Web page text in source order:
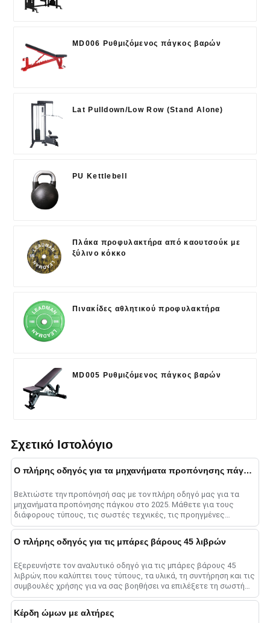
MD006 Ρυθμιζόμενος πάγκος βαρών
Lat Pulldown/Low Row (Stand Alone)
PU Kettlebell
Πλάκα προφυλακτήρα από καουτσούκ με
ξύλινο κόκκο
Πινακίδες αθλητικού προφυλακτήρα
MD005 Ρυθμιζόμενος πάγκος βαρών
Σχετικό Ιστολόγιο
Ο πλήρης οδηγός για τα μηχανήματα προπόνησης πάγκου το 2025
Βελτιώστε την προπόνησή σας με τον πλήρη οδηγό μας για τα
μηχανήματα προπόνησης πάγκου στο 2025. Μάθετε για τους
διάφορους τύπους, τις σωστές τεχνικές, τις προηγμένες
μεθόδους και το ......
Ο πλήρης οδηγός για τις μπάρες βάρους 45 λιβρών
Εξερευνήστε τον αναλυτικό οδηγό για τις μπάρες βάρους 45
λιβρών, που καλύπτει τους τύπους, τα υλικά, τη συντήρηση και τις
συμβουλές χρήσης για να σας βοηθήσει να επιλέξετε τη σωστή
μπάρα για μεγιστοποίηση......
Κέρδη ώμων με αλτήρες